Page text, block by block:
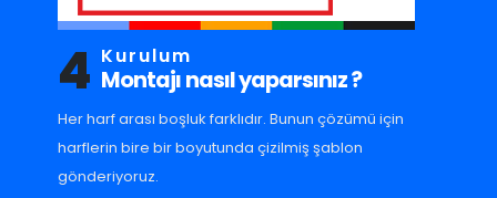
4 Kurulum
Montajı nasıl yaparsınız ?
Her harf arası boşluk farklıdır. Bunun çözümü için
harflerin bire bir boyutunda çizilmiş şablon
gönderiyoruz.